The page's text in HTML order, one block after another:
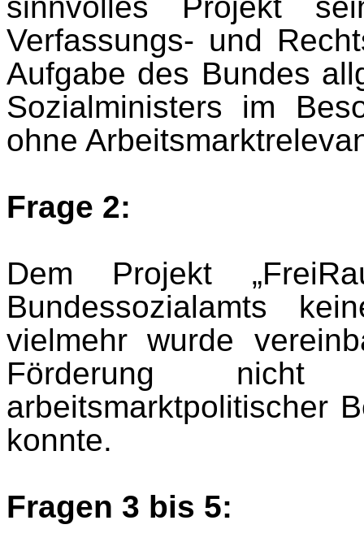
sinnvolles Projekt
Verfassungs- und
Aufgabe des Bundes
Sozialministers im
ohne
Frage 2:
Dem Projekt
Bundessozialamts
vielmehr wurde
Förderung
arbeitsmarktpolitischer
konnte.
Fragen 3 bis 5: